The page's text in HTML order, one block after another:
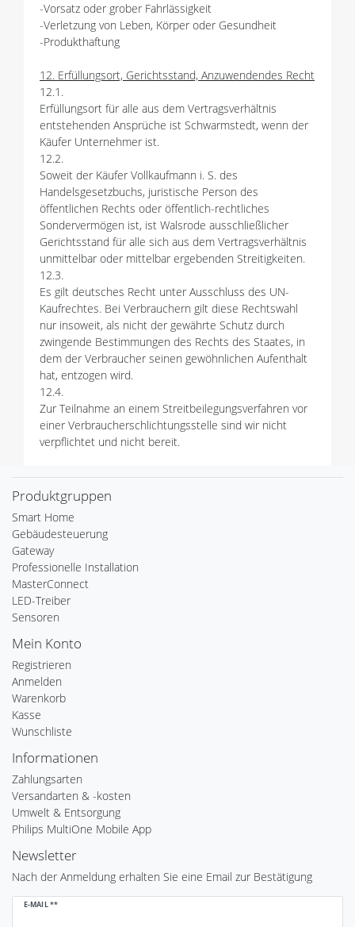
-Vorsatz oder grober Fahrlässigkeit
-Verletzung von Leben, Körper oder Gesundheit
-Produkthaftung
12. Erfüllungsort, Gerichtsstand, Anzuwendendes Recht
12.1.
Erfüllungsort für alle aus dem Vertragsverhältnis
entstehenden Ansprüche ist Schwarmstedt, wenn der
Käufer Unternehmer ist.
12.2.
Soweit der Käufer Vollkaufmann i. S. des
Handelsgesetzbuchs, juristische Person des
öffentlichen Rechts oder öffentlich-rechtliches
Sondervermögen ist, ist Walsrode ausschließlicher
Gerichtsstand für alle sich aus dem Vertragsverhältnis
unmittelbar oder mittelbar ergebenden Streitigkeiten.
12.3.
Es gilt deutsches Recht unter Ausschluss des UN-
Kaufrechtes. Bei Verbrauchern gilt diese Rechtswahl
nur insoweit, als nicht der gewährte Schutz durch
zwingende Bestimmungen des Rechts des Staates, in
dem der Verbraucher seinen gewöhnlichen Aufenthalt
hat, entzogen wird.
12.4.
Zur Teilnahme an einem Streitbeilegungsverfahren vor
einer Verbraucherschlichtungsstelle sind wir nicht
verpflichtet und nicht bereit.
Produktgruppen
Smart Home
Gebäudesteuerung
Gateway
Professionelle Installation
MasterConnect
LED-Treiber
Sensoren
Mein Konto
Registrieren
Anmelden
Warenkorb
Kasse
Wunschliste
Informationen
Zahlungsarten
Versandarten & -kosten
Umwelt & Entsorgung
Philips MultiOne Mobile App
Newsletter
Nach der Anmeldung erhalten Sie eine Email zur Bestätigung
E-MAIL **
Newsletter